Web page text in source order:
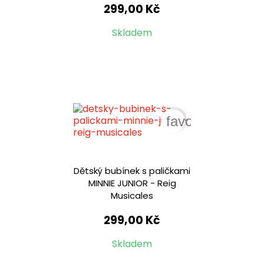
299,00 Kč
Skladem
Dětský bubínek s paličkami
MINNIE JUNIOR - Reig
Musicales
299,00 Kč
Skladem
favorite_border